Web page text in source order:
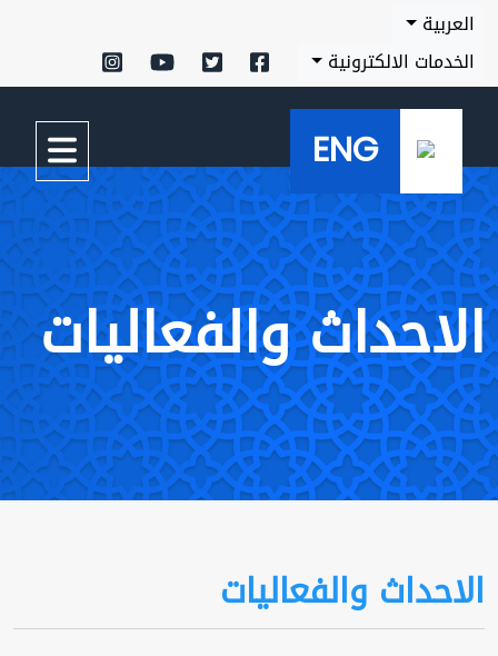
العربية
الخدمات الالكترونية
ENG
الاحداث والفعاليات
الاحداث والفعاليات